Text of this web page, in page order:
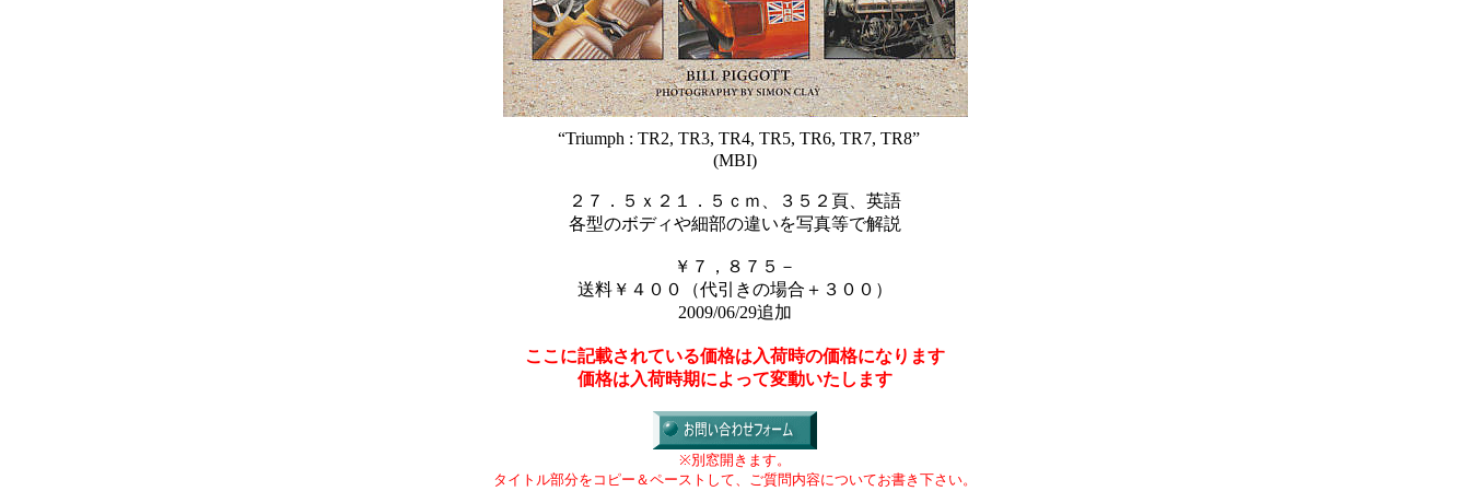
“Triumph : TR2, TR3, TR4, TR5, TR6, TR7, TR8”
(MBI)
２７．５ｘ２１．５ｃｍ、３５２頁、英語
各型のボディや細部の違いを写真等で解説
￥７，８７５－
送料￥４００（代引きの場合＋３００）
2009/06/29追加
ここに記載されている価格は入荷時の価格になります
価格は入荷時期によって変動いたします
※別窓開きます。
タイトル部分をコピー＆ペーストして、ご質問内容についてお書き下さい。